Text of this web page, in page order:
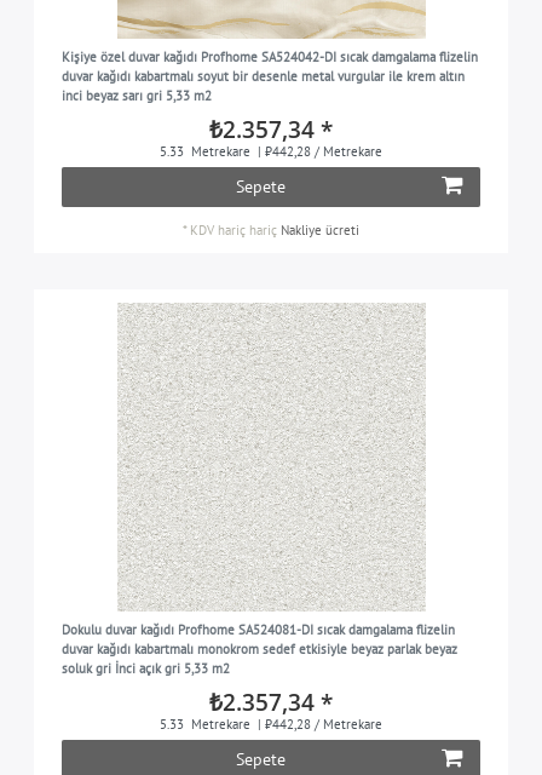
Kişiye özel duvar kağıdı Profhome SA524042-DI sıcak damgalama flizelin
duvar kağıdı kabartmalı soyut bir desenle metal vurgular ile krem altın
inci beyaz sarı gri 5,33 m2
₺2.357,34 *
5.33 Metrekare | ₺442,28 / Metrekare
Sepete
* KDV hariç hariç Nakliye ücreti
Dokulu duvar kağıdı Profhome SA524081-DI sıcak damgalama flizelin
duvar kağıdı kabartmalı monokrom sedef etkisiyle beyaz parlak beyaz
soluk gri İnci açık gri 5,33 m2
₺2.357,34 *
5.33 Metrekare | ₺442,28 / Metrekare
Sepete